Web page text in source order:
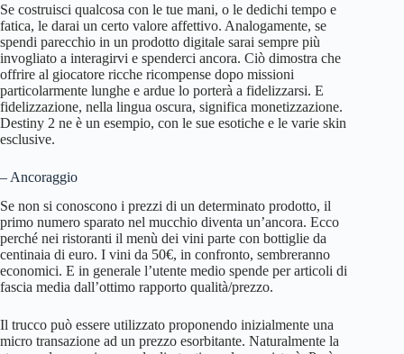
Se costruisci qualcosa con le tue mani, o le dedichi tempo e
fatica, le darai un certo valore affettivo. Analogamente, se
spendi parecchio in un prodotto digitale sarai sempre più
invogliato a interagirvi e spenderci ancora. Ciò dimostra che
offrire al giocatore ricche ricompense dopo missioni
particolarmente lunghe e ardue lo porterà a fidelizzarsi. E
fidelizzazione, nella lingua oscura, significa monetizzazione.
Destiny 2 ne è un esempio, con le sue esotiche e le varie skin
esclusive.
– Ancoraggio
Se non si conoscono i prezzi di un determinato prodotto, il
primo numero sparato nel mucchio diventa un’ancora. Ecco
perché nei ristoranti il menù dei vini parte con bottiglie da
centinaia di euro. I vini da 50€, in confronto, sembreranno
economici. E in generale l’utente medio spende per articoli di
fascia media dall’ottimo rapporto qualità/prezzo.
Il trucco può essere utilizzato proponendo inizialmente una
micro transazione ad un prezzo esorbitante. Naturalmente la